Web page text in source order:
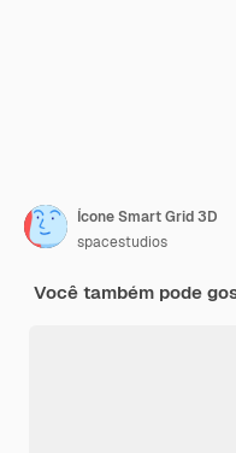
Ícone Smart Grid 3D
spacestudios
Você também pode